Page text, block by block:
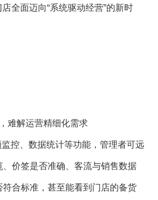
全面迈向“系统驱动经营”的新时
难解运营精细化需求
控、数据统计等功能，管理者可远
价签是否准确、客流与销售数据
合标准，甚至能看到门店的备货